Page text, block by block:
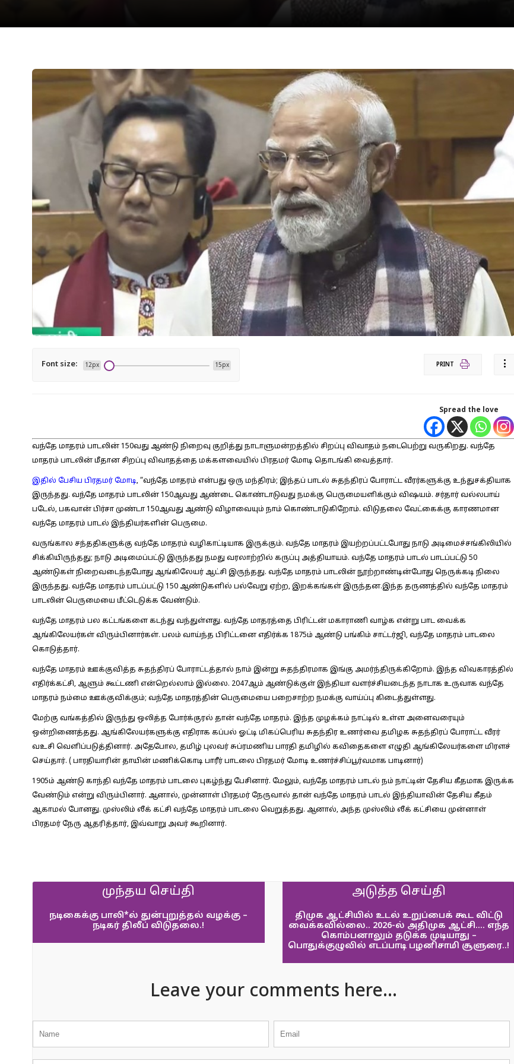
Font size: 12px 15px PRINT
Spread the love
வந்தே மாதரம் பாடலின் 150வது ஆண்டு நிறைவு குறித்து நாடாளுமன்றத்தில் சிறப்பு விவாதம் நடைபெற்று வருகிறது. வந்தே
மாதரம் பாடலின் மீதான சிறப்பு விவாதத்தை மக்களவையில் பிரதமர் மோடி தொடங்கி வைத்தார்.
இதில் பேசிய பிரதமர் மோடி, “வந்தே மாதரம் என்பது ஒரு மந்திரம்; இந்தப் பாடல் சுதந்திரப் போராட்ட வீரர்களுக்கு உந்துசக்தியாக
இருந்தது. வந்தே மாதரம் பாடலின் 150ஆவது ஆண்டை கொண்டாடுவது நமக்கு பெருமையளிக்கும் விஷயம். சர்தார் வல்லபாய்
படேல், பகவான் பிர்சா முண்டா 150ஆவது ஆண்டு விழாவையும் நாம் கொண்டாடுகிறோம். விடுதலை வேட்கைக்கு காரணமான
வந்தே மாதரம் பாடல் இந்தியர்களின் பெருமை.
வருங்கால சந்ததிகளுக்கு வந்தே மாதரம் வழிகாட்டியாக இருக்கும். வந்தே மாதரம் இயற்றப்பட்டபோது நாடு அடிமைச்சங்கிலியில்
சிக்கியிருந்தது; நாடு அடிமைப்பட்டு இருந்தது நமது வரலாற்றில் கருப்பு அத்தியாயம். வந்தே மாதரம் பாடல் பாடப்பட்டு 50
ஆண்டுகள் நிறைவடைந்தபோது ஆங்கிலேயர் ஆட்சி இருந்தது. வந்தே மாதரம் பாடலின் நூற்றாண்டின்போது நெருக்கடி நிலை
இருந்தது. வந்தே மாதரம் பாடப்பட்டு 150 ஆண்டுகளில் பல்வேறு ஏற்ற, இறக்கங்கள் இருந்தன.இந்த தருணத்தில் வந்தே மாதரம்
பாடலின் பெருமையை மீட்டெடுக்க வேண்டும்.
வந்தே மாதரம் பல கட்டங்களை கடந்து வந்துள்ளது. வந்தே மாதரத்தை பிரிட்டன் மகாராணி வாழ்க என்று பாட வைக்க
ஆங்கிலேயர்கள் விரும்பினார்கள். பலம் வாய்ந்த பிரிட்டனை எதிர்க்க 1875ம் ஆண்டு பங்கிம் சாட்டர்ஜி, வந்தே மாதரம் பாடலை
கொடுத்தார்.
வந்தே மாதரம் ஊக்குவித்த சுதந்திரப் போராட்டத்தால் நாம் இன்று சுதந்திரமாக இங்கு அமர்ந்திருக்கிறோம். இந்த விவகாரத்தில்
எதிர்க்கட்சி, ஆளும் கூட்டணி என்றெல்லாம் இல்லை. 2047ஆம் ஆண்டுக்குள் இந்தியா வளர்ச்சியடைந்த நாடாக உருவாக வந்தே
மாதரம் நம்மை ஊக்குவிக்கும்; வந்தே மாதரத்தின் பெருமையை பறைசாற்ற நமக்கு வாய்ப்பு கிடைத்துள்ளது.
மேற்கு வங்கத்தில் இருந்து ஒலித்த போர்க்குரல் தான் வந்தே மாதரம். இந்த முழக்கம் நாட்டில் உள்ள அனைவரையும்
ஒன்றிணைத்தது. ஆங்கிலேயர்களுக்கு எதிராக கப்பல் ஓட்டி மிகப்பெரிய சுதந்திர உணர்வை தமிழக சுதந்திரப் போராட்ட வீரர்
வஉசி வெளிப்படுத்தினார். அதேபோல, தமிழ் புலவர் சுப்ரமணிய பாரதி தமிழில் கவிதைகளை எழுதி ஆங்கிலேயர்களை மிரளச்
செய்தார். ( பாரதியாரின் தாயின் மணிக்கொடி பாரீர் பாடலை பிரதமர் மோடி உணர்ச்சிப்பூர்வமாக பாடினார்)
1905ம் ஆண்டு காந்தி வந்தே மாதரம் பாடலை புகழ்ந்து பேசினார். மேலும், வந்தே மாதரம் பாடல் நம் நாட்டின் தேசிய கீதமாக இருக்க
வேண்டும் என்று விரும்பினார். ஆனால், முன்னாள் பிரதமர் நேருவால் தான் வந்தே மாதரம் பாடல் இந்தியாவின் தேசிய கீதம்
ஆகாமல் போனது. முஸ்லிம் லீக் கட்சி வந்தே மாதரம் பாடலை வெறுத்தது. ஆனால், அந்த முஸ்லிம் லீக் கட்சியை முன்னாள்
பிரதமர் நேரு ஆதரித்தார், இவ்வாறு அவர் கூறினார்.
முந்தய செய்தி
நடிகைக்கு பாலி*ல் துன்புறுத்தல் வழக்கு –
நடிகர் திலீப் விடுதலை.!
அடுத்த செய்தி
திமுக ஆட்சியில் உடல் உறுப்பைக் கூட விட்டு
வைக்கவில்லை.. 2026-ல் அதிமுக ஆட்சி…. எந்த
கொம்பனாலும் தடுக்க முடியாது –
பொதுக்குழுவில் எடப்பாடி பழனிசாமி சூளுரை..!
Leave your comments here...